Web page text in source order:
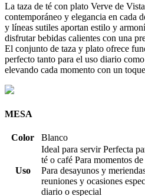
La taza de té con plato Verve de
contemporáneo y elegancia en cada
y líneas sutiles aportan estilo y
disfrutar bebidas calientes con una
El conjunto de taza y plato ofrece
perfecto tanto para el uso diario
elevando cada momento con un
MESA
Color Blanco
Uso
Ideal para servir Perfecta
té o café Para momentos
Para desayunos y
reuniones y ocasiones
diario o especial